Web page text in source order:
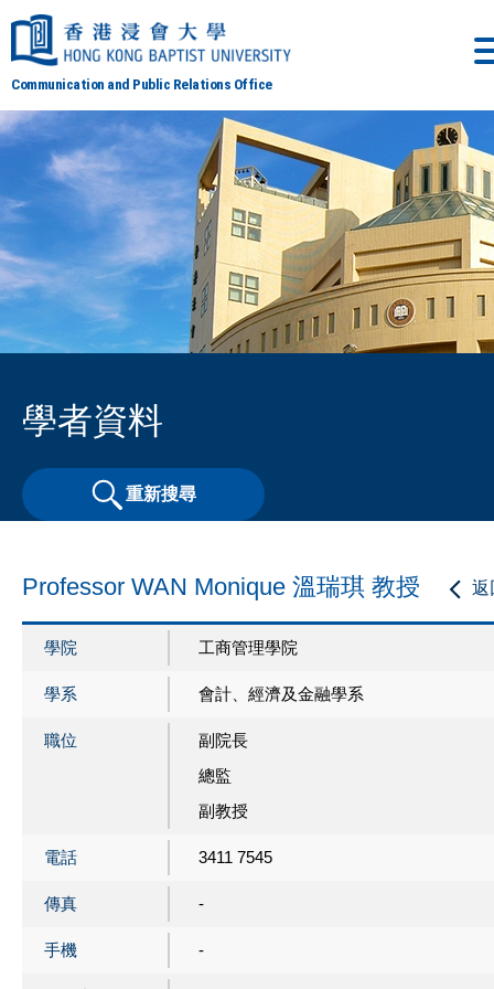
Communication and Public Relations Office
學者資料
重新搜尋
返
Professor WAN Monique 溫瑞琪 教授
學院 工商管理學院
學系 會計、經濟及金融學系
職位
副院長
總監
副教授
電話 3411 7545
傳真 -
手機 -